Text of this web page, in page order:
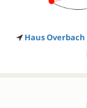
Haus Overbach